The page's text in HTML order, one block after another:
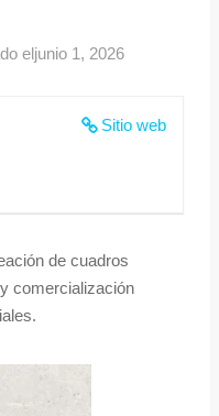
eljunio 1, 2026
Sitio web
de cuadros
comercialización